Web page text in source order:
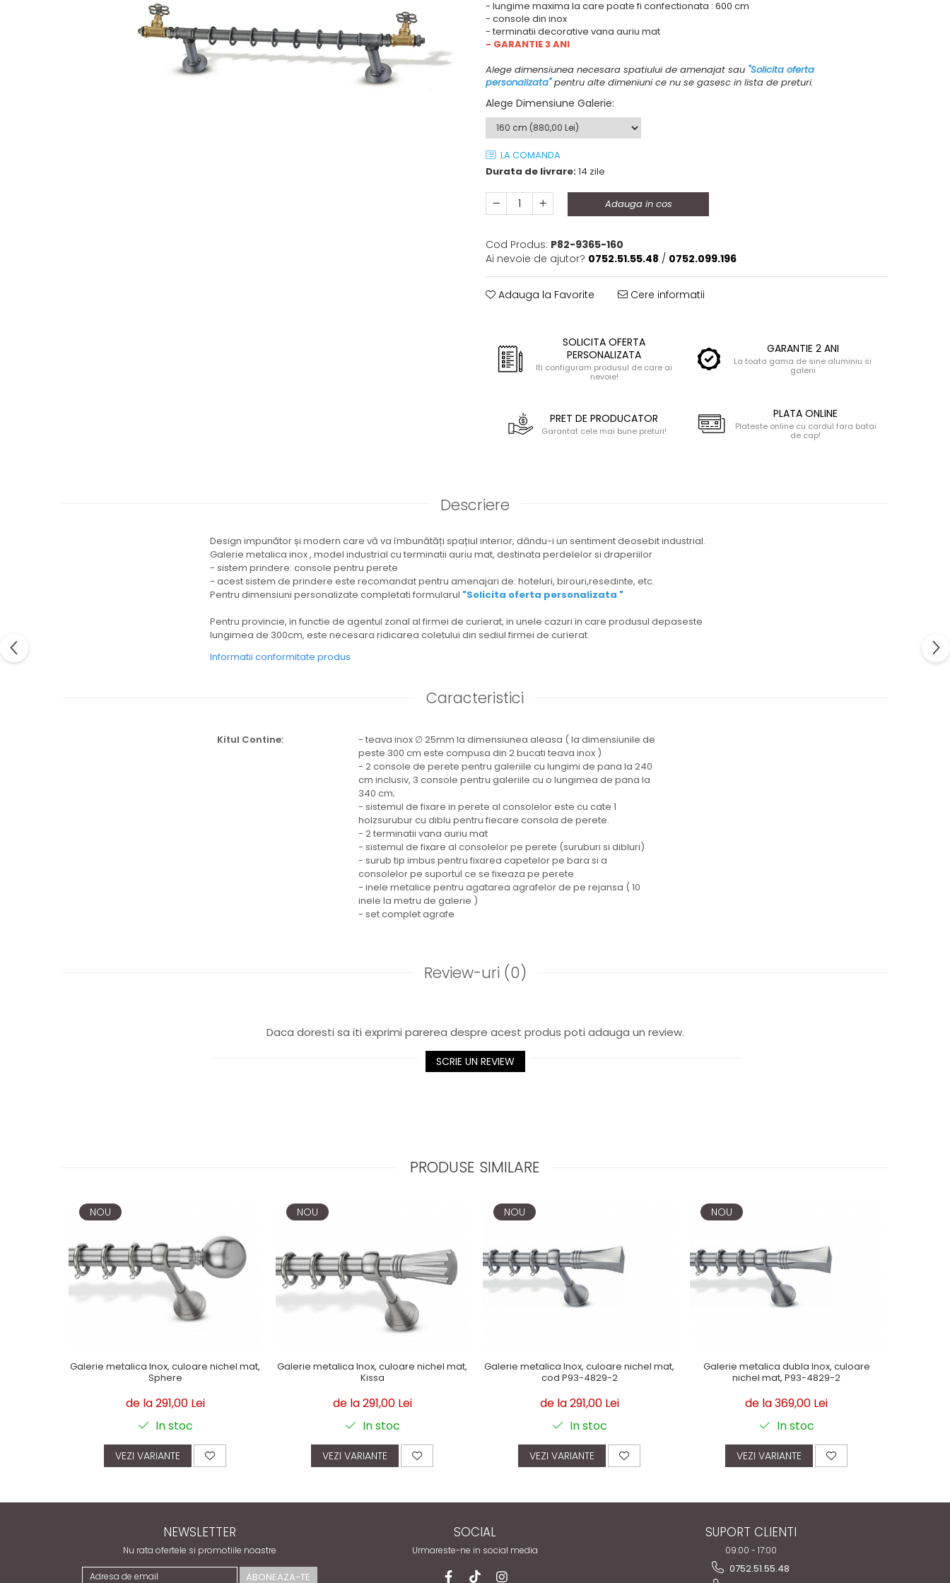
- lungime maxima la care poate fi confectionata : 600 cm
- console din inox
- terminatii decorative vana auriu mat
- GARANTIE 3 ANI
Alege dimensiunea necesara spatiului de amenajat sau "Solicita oferta
personalizata" pentru alte dimeniuni ce nu se gasesc in lista de preturi.
Alege Dimensiune Galerie:
LA COMANDA
Durata de livrare:14 zile
Adauga in cos
Cod Produs: P82-9365-160
Ai nevoie de ajutor? 0752.51.55.48 / 0752.099.196
Adauga la Favorite Cere informatii
SOLICITA OFERTA
PERSONALIZATA
Iti configuram produsul de care ai
nevoie!
GARANTIE 2 ANI
La toata gama de sine aluminiu si
galerii
PRET DE PRODUCATOR
Garantat cele mai bune preturi!
PLATA ONLINE
Plateste online cu cardul fara batai
de cap!
Descriere
Design impunător și modern care vă va îmbunătăți spațiul interior, dându-i un sentiment deosebit industrial.
Galerie metalica inox , model industrial cu terminatii auriu mat, destinata perdelelor si draperiilor
- sistem prindere: console pentru perete
- acest sistem de prindere este recomandat pentru amenajari de: hoteluri, birouri,resedinte, etc.
Pentru dimensiuni personalizate completati formularul "Solicita oferta personalizata "
Pentru provincie, in functie de agentul zonal al firmei de curierat, in unele cazuri in care produsul depaseste
lungimea de 300cm, este necesara ridicarea coletului din sediul firmei de curierat.
Informatii conformitate produs
Caracteristici
Kitul Contine:
- teava inox ∅ 25mm la dimensiunea aleasa ( la dimensiunile de
peste 300 cm este compusa din 2 bucati teava inox )
- 2 console de perete pentru galeriile cu lungimi de pana la 240
cm inclusiv, 3 console pentru galeriile cu o lungimea de pana la
340 cm;
- sistemul de fixare in perete al consolelor este cu cate 1
holzsurubur cu diblu pentru fiecare consola de perete.
- 2 terminatii vana auriu mat
- sistemul de fixare al consolelor pe perete (suruburi si dibluri)
- surub tip imbus pentru fixarea capetelor pe bara si a
consolelor pe suportul ce se fixeaza pe perete
- inele metalice pentru agatarea agrafelor de pe rejansa ( 10
inele la metru de galerie )
- set complet agrafe
Review-uri (0)
Daca doresti sa iti exprimi parerea despre acest produs poti adauga un review.
SCRIE UN REVIEW
PRODUSE SIMILARE
NOU
Galerie metalica Inox, culoare nichel mat,
Sphere
de la 291,00 Lei
In stoc
VEZI VARIANTE
NOU
Galerie metalica Inox, culoare nichel mat,
Kissa
de la 291,00 Lei
In stoc
VEZI VARIANTE
NOU
Galerie metalica Inox, culoare nichel mat,
cod P93-4829-2
de la 291,00 Lei
In stoc
VEZI VARIANTE
NOU
Galerie metalica dubla Inox, culoare
nichel mat, P93-4829-2
de la 369,00 Lei
In stoc
VEZI VARIANTE
NEWSLETTER
Nu rata ofertele si promotiile noastre
SOCIAL
Urmareste-ne in social media
SUPORT CLIENTI
09:00 - 17:00
0752.51.55.48